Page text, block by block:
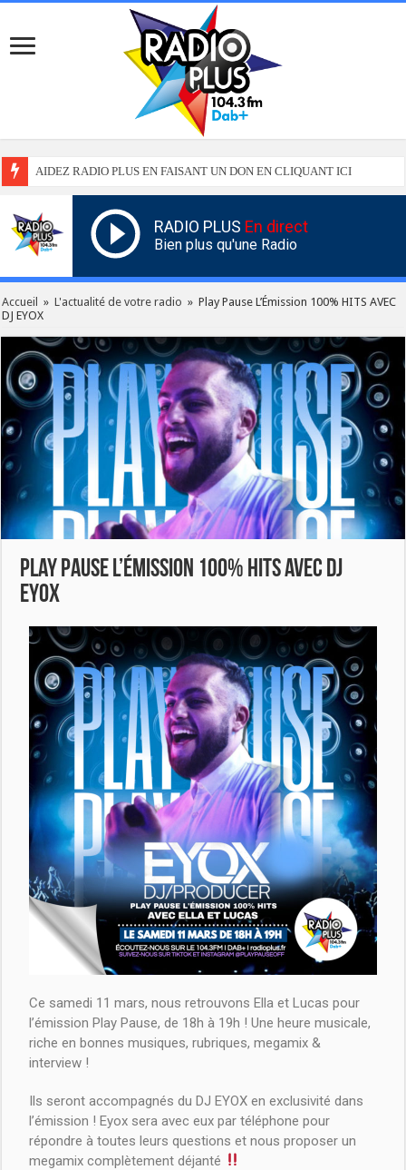
AIDEZ RADIO PLUS EN FAISANT UN DON EN CLIQUANT ICI
RADIO PLUS En direct
Bien plus qu'une Radio
Accueil » L'actualité de votre radio » Play Pause L’Émission 100% HITS AVEC
DJ EYOX
Play Pause L’Émission 100% HITS AVEC DJ
EYOX
Ce samedi 11 mars, nous retrouvons Ella et Lucas pour
l’émission Play Pause, de 18h à 19h ! Une heure musicale,
riche en bonnes musiques, rubriques, megamix &
interview !
Ils seront accompagnés du DJ EYOX en exclusivité dans
l’émission ! Eyox sera avec eux par téléphone pour
répondre à toutes leurs questions et nous proposer un
megamix complètement déjanté